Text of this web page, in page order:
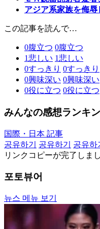
アジア系家族を侮
この記事を読んで…
0腹立つ 0腹立つ
1悲しい 1悲しい
0すっきり 0すっきり
0興味深い 0興味深い
0役に立つ 0役に立つ
みんなの感想ランキ
国際・日本 記事
공유하기
공유하기 공유하
リンクコピーが完了しまし
포토뷰어
뉴스 메뉴 보기